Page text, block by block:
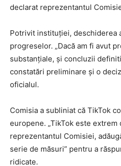
declarat reprezentantul
Potrivit instituției, deschiderea
progreselor. „Dacă am fi avut
substanțiale, și concluzii
constatări preliminare și o
oficialul.
Comisia a subliniat că TikTok
europene. „TikTok este extrem
reprezentantul Comisiei,
serie de măsuri” pentru a
ridicate.